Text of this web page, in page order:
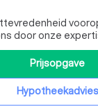
door onze
Onze klanten
en het
u persoonlijk en
zoek naar een
Hypotheekadvies
Prijsopgave